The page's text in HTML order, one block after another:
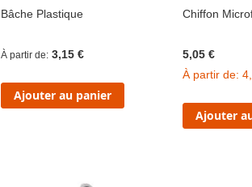
Bâche Plastique
À partir de 3,15 €
Ajouter au panier
Chiffon
5,05 €
À partir de
Ajouter